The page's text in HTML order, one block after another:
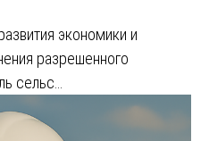
экономики и
разрешенного
сельс…